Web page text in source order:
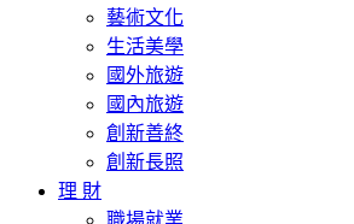
藝術文化
生活美學
國外旅遊
國內旅遊
創新善終
創新長照
理 財
職場就業